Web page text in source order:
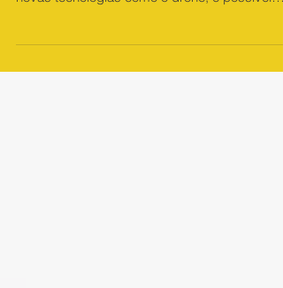
estações totais e GPS. Com a chegada de
através da...